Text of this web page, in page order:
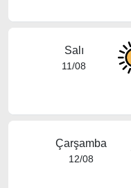
Salı
11/08
Çarşamba
12/08